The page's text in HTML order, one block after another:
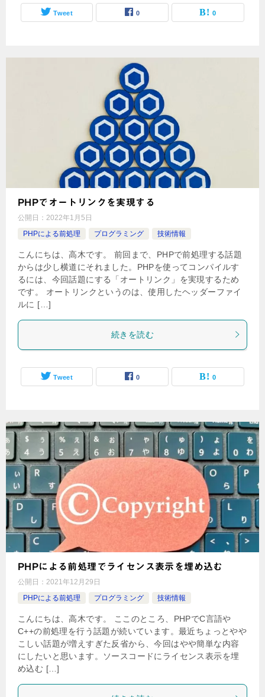
Tweet 0 0
PHPでオートリンクを実現する
公開日： 2022年1月5日
PHPによる前処理
プログラミング 技術情報
こんにちは、高木です。 前回まで、PHPで前処理する話題
からは少し横道にそれました。PHPを使ってコンパイルす
るには、今回話題にする「オートリンク」を実現するため
です。 オートリンクというのは、使用したヘッダーファイ
ルに […]
続きを読む
Tweet 0 0
PHPによる前処理でライセンス表示を埋め込む
公開日： 2021年12月29日
PHPによる前処理
プログラミング 技術情報
こんにちは、高木です。 ここのところ、PHPでC言語や
C++の前処理を行う話題が続いています。最近ちょっとやや
こしい話題が増えすぎた反省から、今回はやや簡単な内容
にしたいと思います。ソースコードにライセンス表示を埋
め込む […]